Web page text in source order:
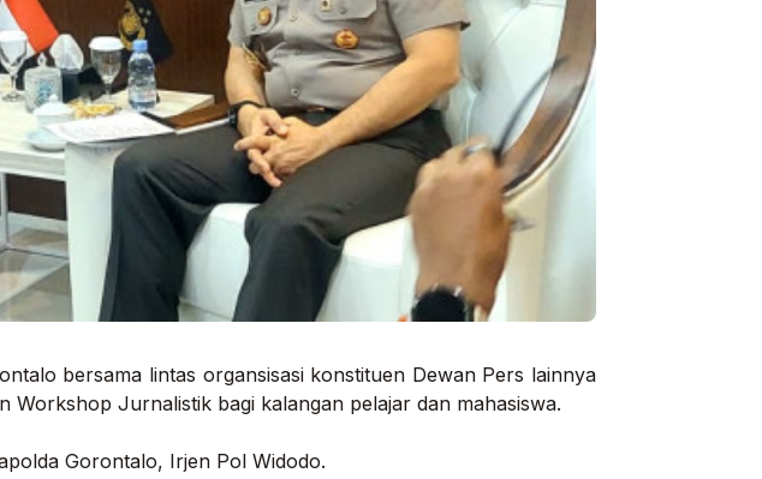
bersama lintas organsisasi konstituen Dewan Pers lainnya
Jurnalistik bagi kalangan pelajar dan mahasiswa.
Gorontalo, Irjen Pol Widodo.